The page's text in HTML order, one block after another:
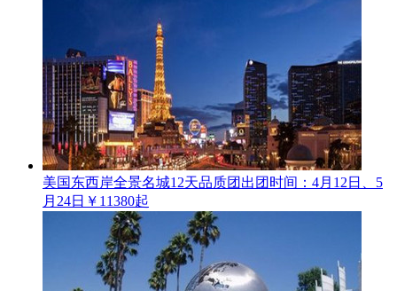
美国东西岸全景名城12天品质团 出团时间：4月12日、5
月24日 ￥11380起